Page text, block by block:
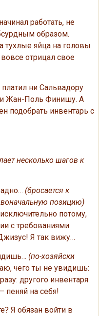
работать, не
образом.
тухлые яйца на головы
отрицал свое
ни Сальвадору
Жан-Поль Финишу. А
подобрать инвентарь с
несколько шагов к
(бросается к
позицию)
потому,
с требованиями
Я так вижу…
(по-хозяйски
чего ты не увидишь:
другого инвентаря
пеняй на себя!
Я обязан войти в